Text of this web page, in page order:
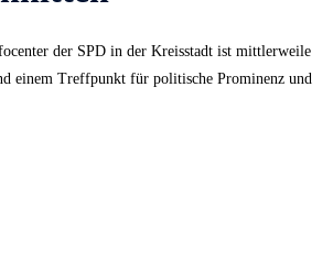
der SPD in der Kreisstadt ist mittlerweile
einem Treffpunkt für politische Prominenz und